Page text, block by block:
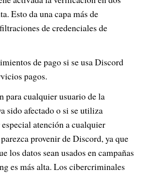
Esto da una capa más de
de credenciales de
de pago si se usa Discord
pagos.
para cualquier usuario de la
sido afectado o si se utiliza
atención a cualquier
provenir de Discord, ya que
los datos sean usados en campañas
es más alta. Los cibercriminales